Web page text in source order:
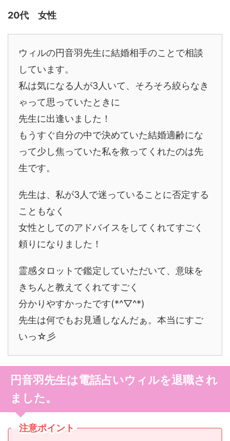
20代 女性
ウィルの円音羽先生に結婚相手のことで相談
しています。
私は気になる人が3人いて、そろそろ絞らなき
ゃって思っていたときに
先生に出逢いました！
もうすぐ自分の中で決めていた結婚適齢にな
って少し焦っていた私を救ってくれたのは先
生です。
先生は、私が3人で迷っていることに否定する
こともなく
女性としてのアドバイスをしてくれてすごく
頼りになりました！
霊感タロットで鑑定していただいて、意味を
きちんと教えてくれてすごく
分かりやすかったです(*^▽^*)
先生は何でもお見通しなんだぁ。本当にすご
いっ☆彡
円音羽先生は電話占いウィルを退職され
ました。
注意ポイント